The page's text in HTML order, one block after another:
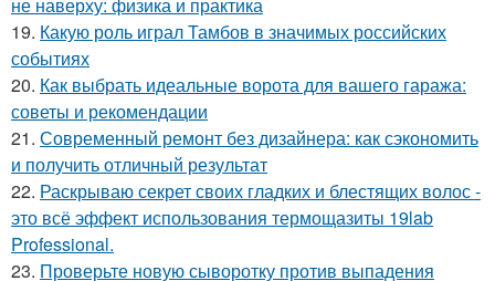
19. Какую роль играл Тамбов в значимых российских
событиях
20. Как выбрать идеальные ворота для вашего гаража:
советы и рекомендации
21. Современный ремонт без дизайнера: как сэкономить
и получить отличный результат
22. Раскрываю секрет своих гладких и блестящих волос -
это всё эффект использования термощазиты 19lab
Professional.
23. Проверьте новую сыворотку против выпадения